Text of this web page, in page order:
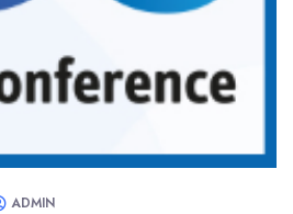
ADMIN